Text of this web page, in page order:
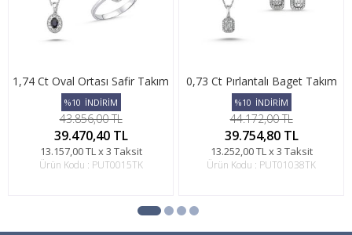
1,74 Ct Oval Ortası Safir Takım
%10 İNDİRİM
43.856,00 TL
39.470,40 TL
13.157,00 TL x 3 Taksit
Ürün Kodu : PUT0015TK
0,73 Ct Pırlantalı Baget Takım
%10 İNDİRİM
44.172,00 TL
39.754,80 TL
13.252,00 TL x 3 Taksit
Ürün Kodu : PUT01038TK